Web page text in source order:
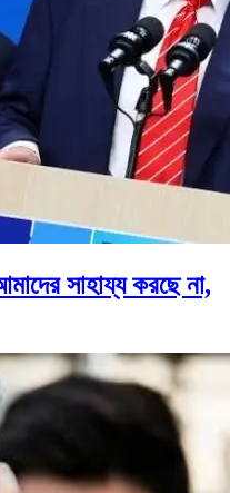
সাহায্য করছে না,